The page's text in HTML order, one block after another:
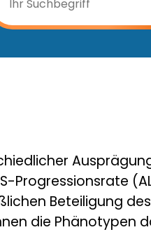
Progressionsrate
Beteiligung
die Phänotypen